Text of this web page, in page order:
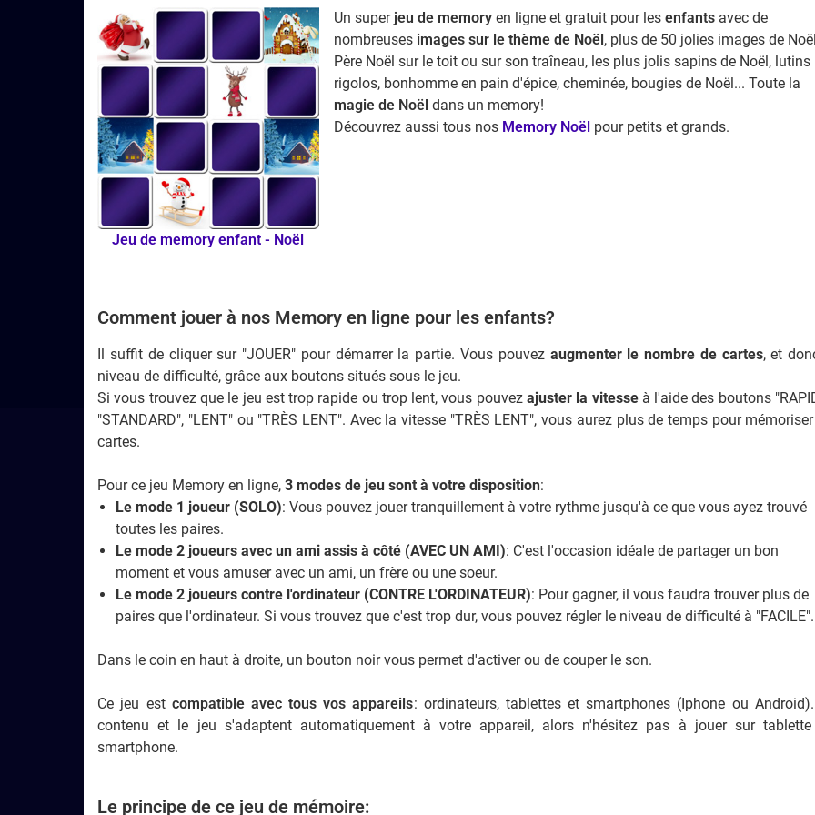
Jeu de memory enfant - Noël
Un super jeu de memoryen ligne et gratuit pour les enfantsavec de
nombreuses images sur le thème de Noël , plus de 50 jolies images de
Père Noël sur le toit ou sur son traîneau, les plus jolis sapins de Noël, lutins
rigolos, bonhomme en pain d'épice, cheminée, bougies de Noël... Toute la
magie de Noël dans un memory!
Découvrez aussi tous nos Memory Noël pour petits et grands.
Comment jouer à nos Memory en ligne pour les enfants?
Il suffit de cliquer sur "JOUER" pour démarrer la partie. Vous pouvez augmenter le nombre de cartes, et
niveau de difficulté, grâce aux boutons situés sous le jeu.
Si vous trouvez que le jeu est trop rapide ou trop lent, vous pouvezajuster la vitesseà l'aide des boutons
"STANDARD", "LENT" ou "TRÈS LENT". Avec la vitesse "TRÈS LENT", vous aurez plus de temps pour
cartes.
Pour ce jeu Memory en ligne,3 modes de jeu sont à votre disposition:
Le mode 1 joueur (SOLO): Vous pouvez jouer tranquillement à votre rythme jusqu'à ce que vous ayez trouvé
toutes les paires.
Le mode 2 joueurs avec un ami assis à côté (AVEC UN AMI): C'est l'occasion idéale de partager un bon
moment et vous amuser avec un ami, un frère ou une soeur.
Le mode 2 joueurs contre l'ordinateur (CONTRE L'ORDINATEUR): Pour gagner, il vous faudra trouver plus de
paires que l'ordinateur. Si vous trouvez que c'est trop dur, vous pouvez régler le niveau de difficulté à "FACILE".
Dans le coin en haut à droite, un bouton noir vous permet d'activer ou de couper le son.
Ce jeu est compatible avec tous vos appareils: ordinateurs, tablettes et smartphones (Iphone ou
contenu et le jeu s'adaptent automatiquement à votre appareil, alors n'hésitez pas à jouer sur
smartphone.
Le principe de ce jeu de mémoire: